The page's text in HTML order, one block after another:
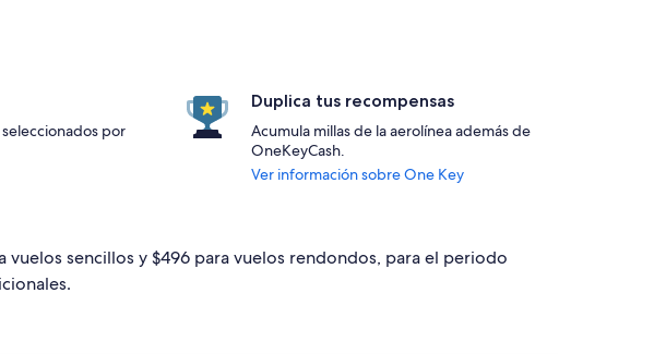
por
Duplica tus recompensas
Acumula millas de la aerolínea además de
OneKeyCash.
Ver información sobre One Key
sencillos y $496 para vuelos rendondos, para el periodo